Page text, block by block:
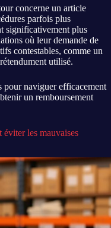
concerne un article
parfois plus
significativement plus
où leur demande de
contestables, comme un
utilisé.
pour naviguer efficacement
un remboursement
les mauvaises